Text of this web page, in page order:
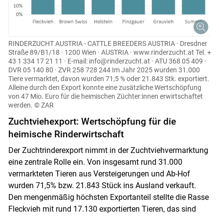
RINDERZUCHT AUSTRIA - CATTLE BREEDERS AUSTRIA · Dresdner
Straße 89/B1/18 · 1200 Wien · AUSTRIA · www.rinderzucht.at Tel. +
43 1 334 17 21 11 · E-mail: info@rinderzucht.at · ATU 368 05 409 ·
DVR 05 140 80 · ZVR 258 728 244 Im Jahr 2025 wurden 31.000
Tiere vermarktet, davon wurden 71,5 % oder 21.843 Stk. exportiert.
Alleine durch den Export konnte eine zusätzliche Wertschöpfung
von 47 Mio. Euro für die heimischen Züchter:innen erwirtschaftet
werden. © ZAR
Zuchtviehexport: Wertschöpfung für die
heimische Rinderwirtschaft
Der Zuchtrinderexport nimmt in der Zuchtviehvermarktung
eine zentrale Rolle ein. Von insgesamt rund 31.000
vermarkteten Tieren aus Versteigerungen und Ab-Hof
wurden 71,5% bzw. 21.843 Stück ins Ausland verkauft.
Den mengenmäßig höchsten Exportanteil stellte die Rasse
Fleckvieh mit rund 17.130 exportierten Tieren, das sind